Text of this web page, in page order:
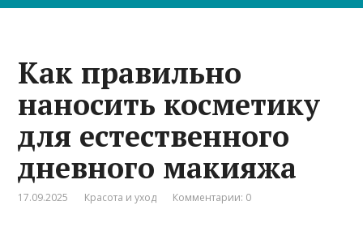
Как правильно
наносить косметику
для естественного
дневного макияжа
17.09.2025 Красота и уход Комментарии: 0